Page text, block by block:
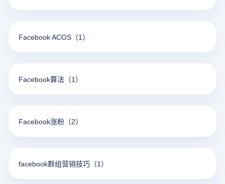
Facebook ACOS （1）
Facebook算法 （1）
Facebook涨粉 （2）
facebook群组营销技巧 （1）